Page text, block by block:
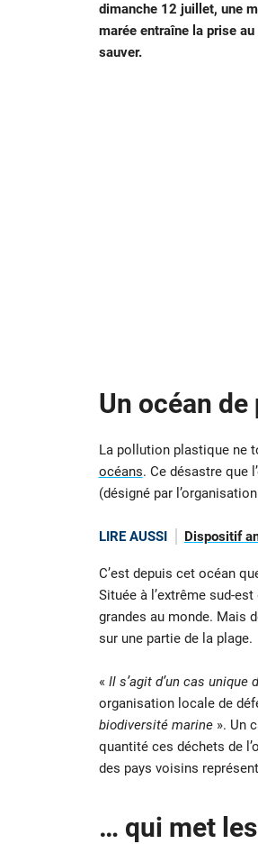
dimanche 12 juillet, une
marée entraîne la prise
sauver.
Un océan
La pollution plastique ne
océans. Ce désastre que
(désigné par
LIRE AUSSI Dispositif
C’est depuis cet océan
Située à l’extrême sud-
grandes au monde. Mais
sur une partie de la plage.
« Il s’agit d’un cas unique
organisation locale de
biodiversité marine». Un
quantité ces déchets de
des pays voisins
… qui met